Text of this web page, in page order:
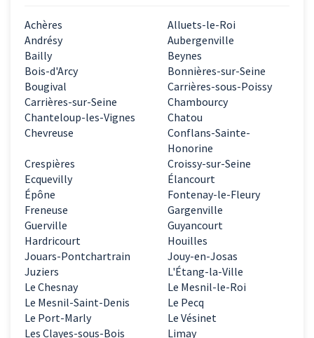
Achères
Alluets-le-Roi
Andrésy
Aubergenville
Bailly
Beynes
Bois-d'Arcy
Bonnières-sur-Seine
Bougival
Carrières-sous-Poissy
Carrières-sur-Seine
Chambourcy
Chanteloup-les-Vignes
Chatou
Chevreuse
Conflans-Sainte-
Honorine
Crespières
Croissy-sur-Seine
Ecquevilly
Élancourt
Épône
Fontenay-le-Fleury
Freneuse
Gargenville
Guerville
Guyancourt
Hardricourt
Houilles
Jouars-Pontchartrain
Jouy-en-Josas
Juziers
L'Étang-la-Ville
Le Chesnay
Le Mesnil-le-Roi
Le Mesnil-Saint-Denis
Le Pecq
Le Port-Marly
Le Vésinet
Les Clayes-sous-Bois
Limay